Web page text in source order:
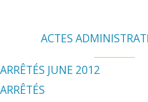
ACTES
ARRÊTÉS JUNE 2012
ARRÊTÉS